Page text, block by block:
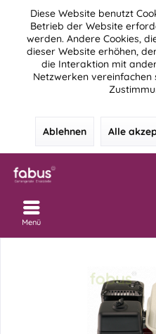
Diese Website benutzt
Betrieb der Website
werden. Andere Cookies,
dieser Website erhöhen,
die Interaktion mit
Netzwerken
Ablehnen Alle
Menü